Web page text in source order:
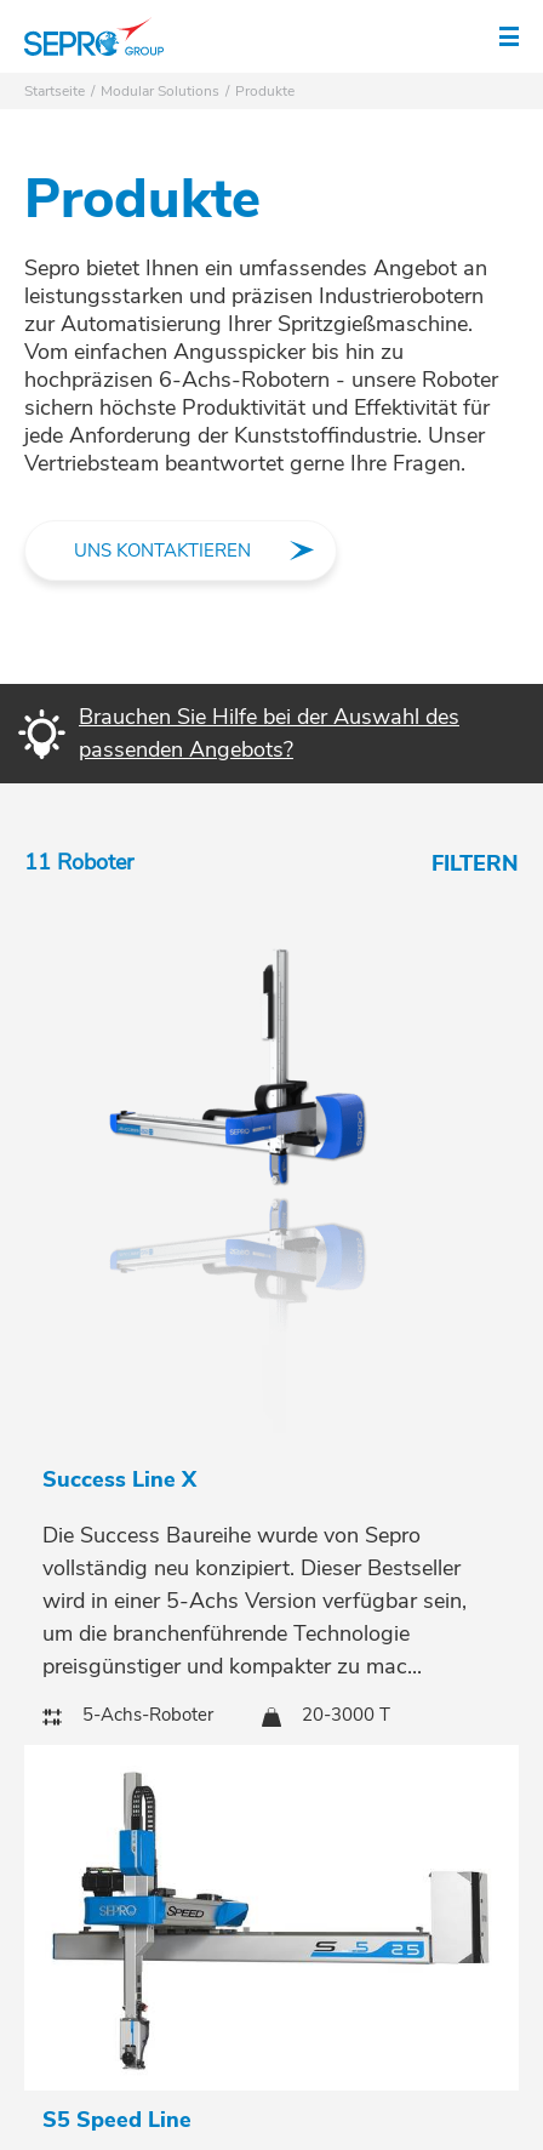
Startseite Modular Solutions Produkte
Produkte
Sepro bietet Ihnen ein umfassendes Angebot an
leistungsstarken und präzisen Industrierobotern
zur Automatisierung Ihrer Spritzgießmaschine.
Vom einfachen Angusspicker bis hin zu
hochpräzisen 6-Achs-Robotern - unsere Roboter
sichern höchste Produktivität und Effektivität für
jede Anforderung der Kunststoffindustrie. Unser
Vertriebsteam beantwortet gerne Ihre Fragen.
UNS KONTAKTIEREN
Brauchen Sie Hilfe bei der Auswahl des
passenden Angebots?
11 Roboter FILTERN
Success Line X
Die Success Baureihe wurde von Sepro
vollständig neu konzipiert. Dieser Bestseller
wird in einer 5-Achs Version verfügbar sein,
um die branchenführende Technologie
preisgünstiger und kompakter zu mac...
5-Achs-Roboter 20-3000 T
S5 Speed Line